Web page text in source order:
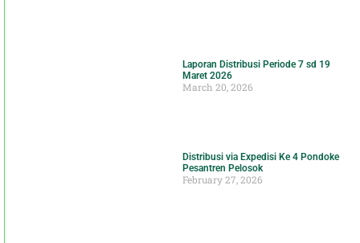
Laporan Distribusi Periode 7 sd 19
Maret 2026
March 20, 2026
Distribusi via Expedisi Ke 4 Pondoke
Pesantren Pelosok
February 27, 2026